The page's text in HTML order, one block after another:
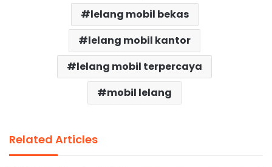
lelang mobil bekas
lelang mobil kantor
lelang mobil terpercaya
mobil lelang
Related Articles